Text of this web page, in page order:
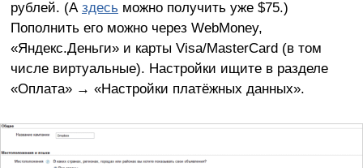
рублей. (А здесь можно получить уже $75.)
Пополнить его можно через WebMoney,
«Яндекс.Деньги» и карты Visa/MasterCard (в том
числе виртуальные). Настройки ищите в разделе
«Оплата» → «Настройки платёжных данных».